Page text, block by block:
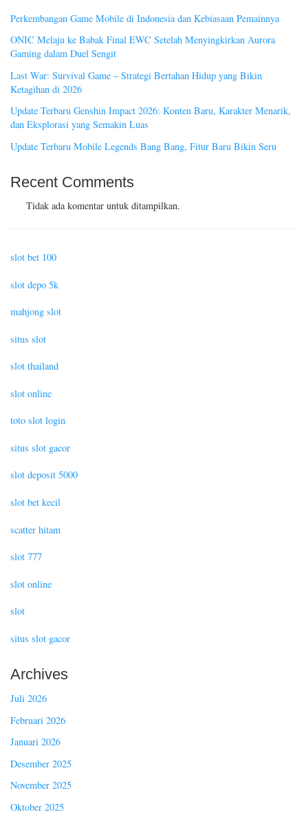
Perkembangan Game Mobile di Indonesia dan Kebiasaan Pemainnya
ONIC Melaju ke Babak Final EWC Setelah Menyingkirkan Aurora
Gaming dalam Duel Sengit
Last War: Survival Game – Strategi Bertahan Hidup yang Bikin
Ketagihan di 2026
Update Terbaru Genshin Impact 2026: Konten Baru, Karakter Menarik,
dan Eksplorasi yang Semakin Luas
Update Terbaru Mobile Legends Bang Bang, Fitur Baru Bikin Seru
Recent Comments
Tidak ada komentar untuk ditampilkan.
slot bet 100
slot depo 5k
mahjong slot
situs slot
slot thailand
slot online
toto slot login
situs slot gacor
slot deposit 5000
slot bet kecil
scatter hitam
slot 777
slot online
slot
situs slot gacor
Archives
Juli 2026
Februari 2026
Januari 2026
Desember 2025
November 2025
Oktober 2025